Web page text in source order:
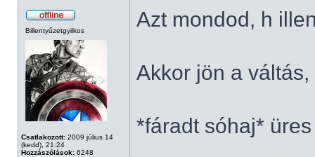
Billentyűzetgyilkos
Csatlakozott: 2009 július 14
(kedd), 21:24
Hozzászólások: 6248
Azt mondod, h
Akkor jön a
*fáradt sóhaj* üres